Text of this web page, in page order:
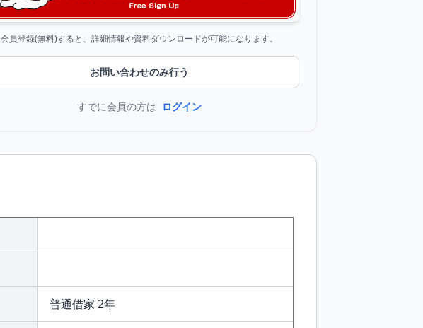
会員登録(無料)すると、詳細情報や資料ダウンロードが可能になります。
お問い合わせのみ行う
すでに会員の方は ログイン
普通借家 2年